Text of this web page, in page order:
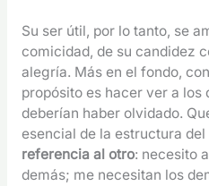
Su ser útil, por lo tanto, se
comicidad, de su candidez
alegría. Más en el fondo,
propósito es hacer ver a los
deberían haber olvidado.
esencial de la estructura del
referencia al otro: necesito
demás; me necesitan los